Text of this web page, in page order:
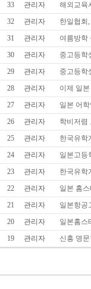
33
관리자
해외교육
32
관리자
한일협회
31
관리자
여름방학
30
관리자
중고등학
29
관리자
중고등학
28
관리자
이제 일
27
관리자
일본 어
26
관리자
학비저렴
25
관리자
한국유학
24
관리자
일본고등
23
관리자
한국유학
22
관리자
일본 홈
21
관리자
일본항공
20
관리자
일본홈스
19
관리자 신흥 명